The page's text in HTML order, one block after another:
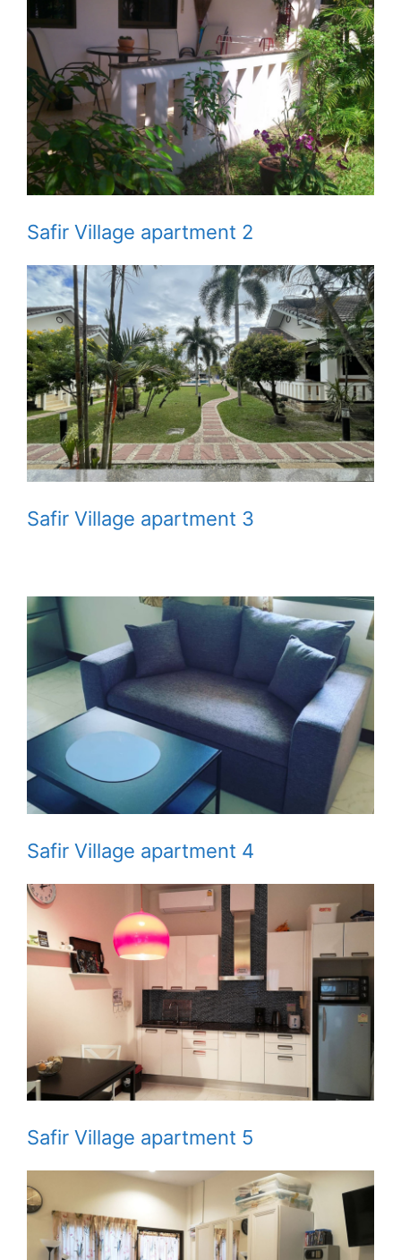
Safir Village apartment 2
Safir Village apartment 3
Safir Village apartment 4
Safir Village apartment 5